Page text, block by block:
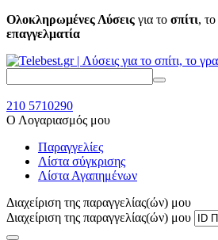
Ολοκληρωμένες Λύσεις για το σπίτι, το
επαγγελματία
210 5710290
Ο Λογαριασμός μου
Παραγγελίες
Λίστα σύγκρισης
Λίστα Αγαπημένων
Διαχείριση της παραγγελίας(ών) μου
Διαχείριση της παραγγελίας(ών) μου